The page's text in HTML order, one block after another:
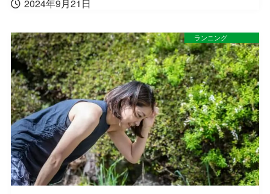
2024年9月21日
ランニング